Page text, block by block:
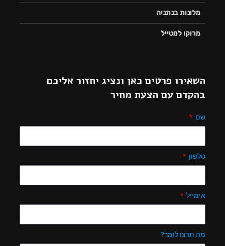
מלונות בנתניה
מרוקו למטייל
השאירו פרטים כאן ונציג יחזור אליכם
בהקדם עם הצעת מחיר
שם
טלפון
אימייל
מה תרצו לומר?